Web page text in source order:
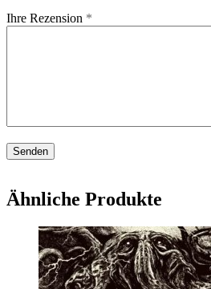
Ihre Rezension *
Ähnliche Produkte